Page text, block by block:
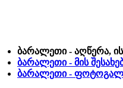
ბარალეთი - აღწერა,
ბარალეთი - მის
ბარალეთი -